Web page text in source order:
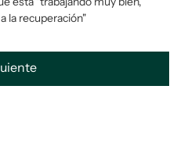
la recuperación"